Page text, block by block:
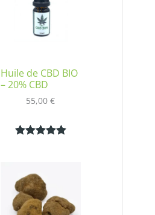
client
Huile de CBD BIO
– 20% CBD
55,00€
basé sur
notation
client